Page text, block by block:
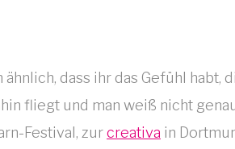
fliegt und man weiß nicht
Festival, zurcreativa in